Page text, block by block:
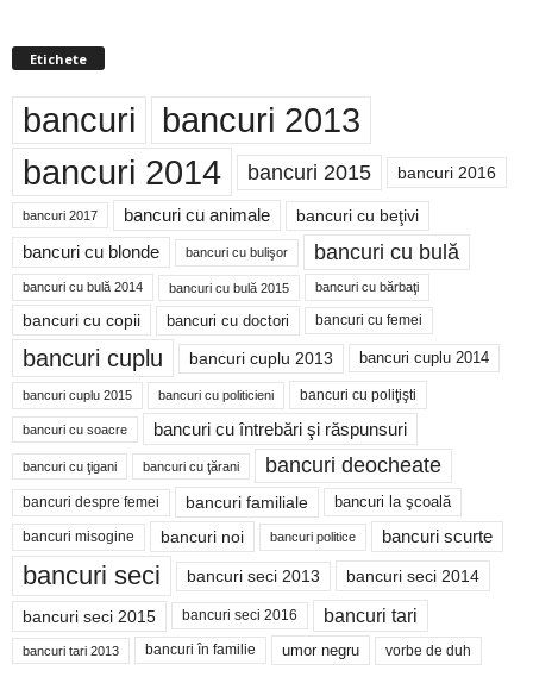
Etichete
bancuri bancuri 2013
bancuri 2014 bancuri 2015 bancuri 2016
bancuri 2017 bancuri cu animale bancuri cu beţivi
bancuri cu blonde bancuri cu bulişor bancuri cu bulă
bancuri cu bulă 2014 bancuri cu bulă 2015 bancuri cu bărbaţi
bancuri cu copii bancuri cu doctori bancuri cu femei
bancuri cuplu bancuri cuplu 2013 bancuri cuplu 2014
bancuri cuplu 2015 bancuri cu politicieni bancuri cu poliţişti
bancuri cu soacre bancuri cu întrebări şi răspunsuri
bancuri cu ţigani bancuri cu ţărani bancuri deocheate
bancuri despre femei bancuri familiale bancuri la şcoală
bancuri misogine bancuri noi bancuri politice bancuri scurte
bancuri seci bancuri seci 2013 bancuri seci 2014
bancuri seci 2015 bancuri seci 2016 bancuri tari
bancuri tari 2013 bancuri în familie umor negru vorbe de duh